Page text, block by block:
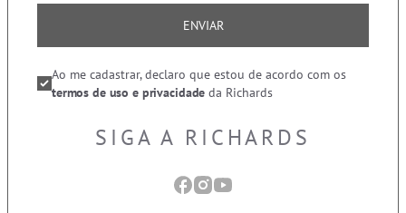
ENVIAR
Ao me cadastrar, declaro que estou de acordo com os
termos de uso e privacidade da Richards
SIGA A RICHARDS